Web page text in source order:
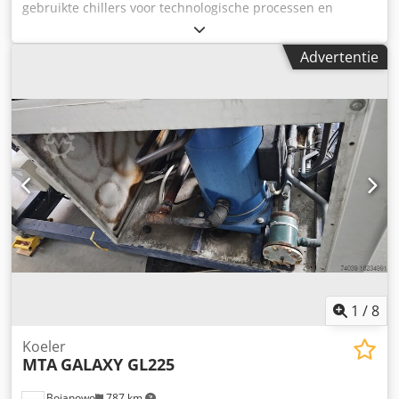
gebruikte chillers voor technologische processen en
airconditioning van het Italiaanse merk MTA. Wij bieden
chillers in een breed bereik van koelvermogens. Chsdpfx
Advertentie
1 /8
Koeler
MTA GALAXY GL225